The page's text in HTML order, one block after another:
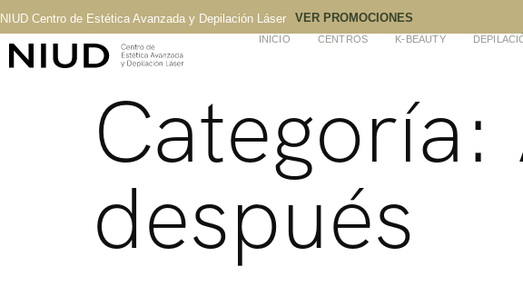
NIUD Centro de Estética Avanzada y Depilación Láser VER PROMOCIONES
INICIO CENTROS K-BEAUTY
Categoría:
después